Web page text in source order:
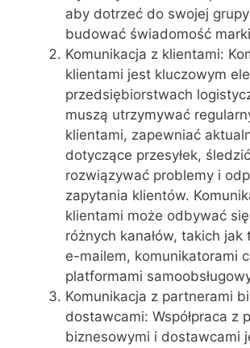
aby dotrzeć do swojej
budować świadomość
Komunikacja z klientami:
klientami jest kluczowym
przedsiębiorstwach
muszą utrzymywać
klientami, zapewniać
dotyczące przesyłek,
rozwiązywać problemy i
zapytania klientów.
klientami może odbywać
różnych kanałów, takich jak
e-mailem, komunikatorami
platformami
Komunikacja z partnerami
dostawcami: Współpraca z
biznesowymi i dostawcami